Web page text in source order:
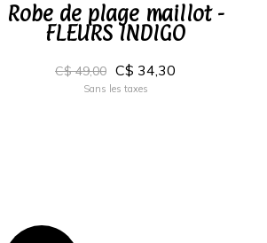
Robe de plage maillot -
FLEURS INDIGO
C$ 49,00 C$ 34,30
Sans les taxes